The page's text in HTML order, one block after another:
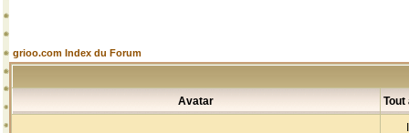
grioo.com Index du Forum
Avatar Tout